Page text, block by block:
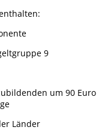
9
um 90 Euro
Länder